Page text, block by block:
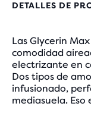
DETALLES DE
Las Glycerin
comodidad
electrizante en
Dos tipos de
infusionado,
mediasuela.